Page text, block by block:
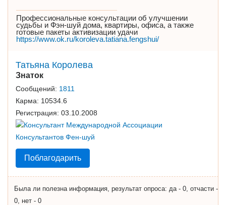
Профессиональные консультации об улучшении
судьбы и Фэн-шуй дома, квартиры, офиса, а также
готовые пакеты активизации удачи
https://www.ok.ru/koroleva.tatiana.fengshui/
Татьяна Королева
Знаток
Сообщений: 1811
Карма: 10534.6
Регистрация: 03.10.2008
Поблагодарить
Была ли полезна информация, результат опроса: да - 0, отчасти -
0, нет - 0